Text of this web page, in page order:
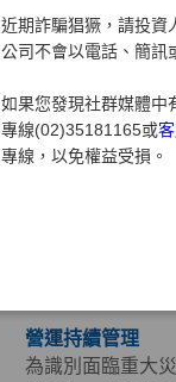
近期詐騙猖獗，請投資
公司不會以電話、簡訊
如果您發現社群媒體中
專線(02)35181165或
專線，以免權益受損。
資訊安全管理
董事會為元大證
定，為建立資訊
訊之機密性、完
全」及「維持業
2021年設置資
畫、資源調度等
營運持續管理
為識別面臨重大